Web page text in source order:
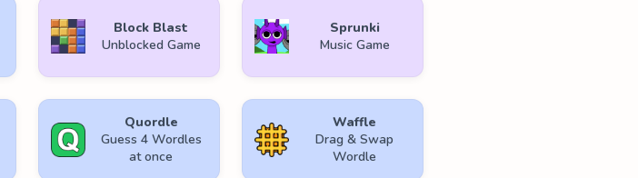
Block Blast
Unblocked Game
Sprunki
Music Game
Quordle
Guess 4 Wordles
at once
Waffle
Drag & Swap
Wordle